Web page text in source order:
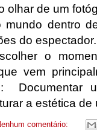
olhar de um
mundo dentro
do espectador.
o
vem
Documentar
a estética
comentário: